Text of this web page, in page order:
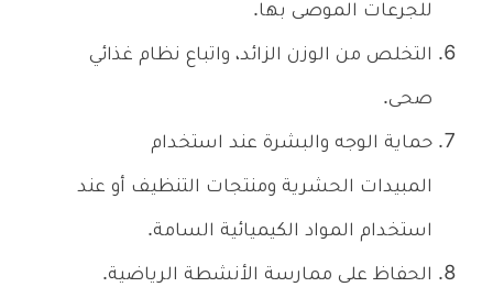
للجرعات الموصى بها.
التخلص من الوزن الزائد، واتباع نظام غذائي
صحى.
حماية الوجه والبشرة عند استخدام
المبيدات الحشرية ومنتجات التنظيف أو عند
استخدام المواد الكيميائية السامة.
الحفاظ على ممارسة الأنشطة الرياضية.